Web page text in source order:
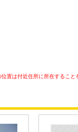
置は付近住所に所在すること